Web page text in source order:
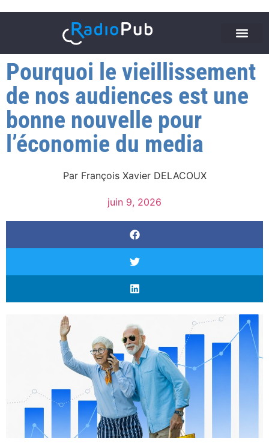
Pourquoi le vieillissement
de nos audiences est une
bonne nouvelle pour
l’économie du media
ParFrançois Xavier DELACOUX
juin 9, 2026